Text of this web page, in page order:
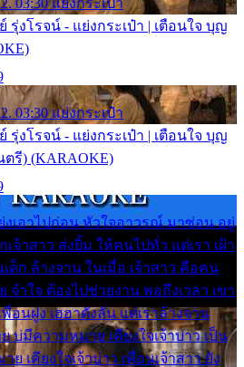
รุ่งโรจน์ - แย่งกระเป๋า | เตือนใจ บุญ
03:30 แย่งกระเป๋า
รุ่งโรจน์ - แย่งกระเป๋า | เตือนใจ บุญ
รี) (KARAOKE)
งเอาไปก่อน หัวใจอาวรณ์ มาซ่อน อยู่
จ้าสาว ส่งยิ้ม ให้คนไปทั่ว แต่เรา เฝ้า
ด็ก ล้างจาน ในเมื่อ เจ้าสาว คือคน
จำใจ ต้องไปช่วยงาน พอถึงเวลา เขา
อนฝูง เฮฮาดังลั่น แต่เราล้างจาน
บ่มีความหมาย เคียงใจเจ้าบ่าว เป็น
เคียงใจเจ้าบ่าว เพื่อนเจ้าสาว ยัง